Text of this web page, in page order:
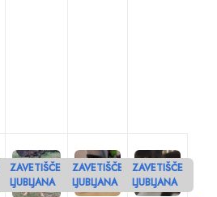
ZAVETIŠČE
LJUBLJANA
ZAVETIŠČE
LJUBLJANA
ZAVETIŠČE
LJUBLJANA